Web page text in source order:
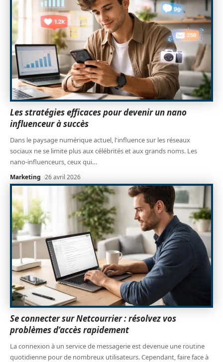
Les stratégies efficaces pour devenir un nano
influenceur à succès
Dans le paysage numérique actuel, l'influence sur les réseaux
sociaux ne se limite plus aux célébrités et aux grands noms. Les
nano-influenceurs, ceux qui…
Marketing 26 avril 2026
Se connecter sur Netcourrier : résolvez vos
problèmes d’accès rapidement
La connexion à un service de messagerie est devenue une routine
quotidienne pour de nombreux utilisateurs. Cependant, faire face à